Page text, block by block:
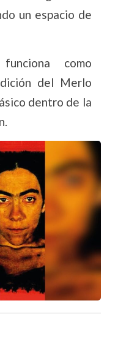
un espacio de
como
del Merlo
dentro de la